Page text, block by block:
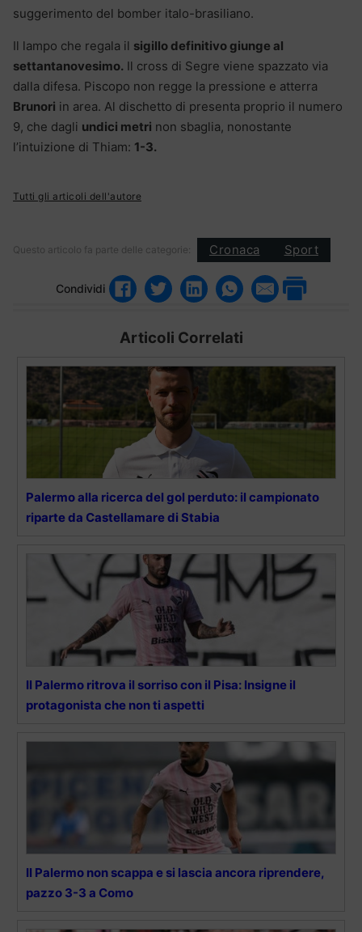
suggerimento del bomber italo-brasiliano.
Il lampo che regala il sigillo definitivo giunge al
settantanovesimo. Il cross di Segre viene spazzato via
dalla difesa. Piscopo non regge la pressione e atterra
Brunori in area. Al dischetto di presenta proprio il numero
9, che dagli undici metri non sbaglia, nonostante
l’intuizione di Thiam: 1-3.
Tutti gli articoli dell'autore
Questo articolo fa parte delle categorie: Cronaca Sport
Condividi
Articoli Correlati
Palermo alla ricerca del gol perduto: il campionato
riparte da Castellamare di Stabia
Il Palermo ritrova il sorriso con il Pisa: Insigne il
protagonista che non ti aspetti
Il Palermo non scappa e si lascia ancora riprendere,
pazzo 3-3 a Como